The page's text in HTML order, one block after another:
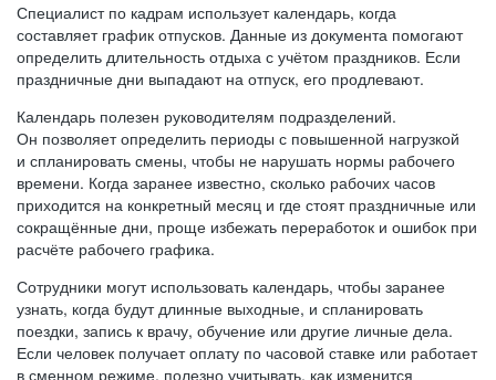
Специалист по кадрам использует календарь, когда
составляет график отпусков. Данные из документа помогают
определить длительность отдыха с учётом праздников. Если
праздничные дни выпадают на отпуск, его продлевают.
Календарь полезен руководителям подразделений.
Он позволяет определить периоды с повышенной нагрузкой
и спланировать смены, чтобы не нарушать нормы рабочего
времени. Когда заранее известно, сколько рабочих часов
приходится на конкретный месяц и где стоят праздничные или
сокращённые дни, проще избежать переработок и ошибок при
расчёте рабочего графика.
Сотрудники могут использовать календарь, чтобы заранее
узнать, когда будут длинные выходные, и спланировать
поездки, запись к врачу, обучение или другие личные дела.
Если человек получает оплату по часовой ставке или работает
в сменном режиме, полезно учитывать, как изменится